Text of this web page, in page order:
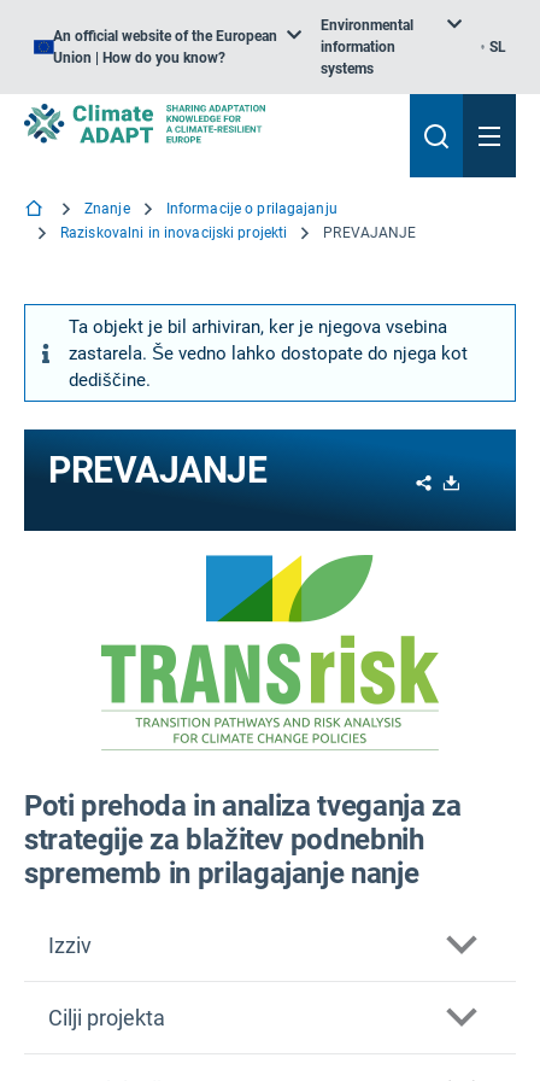
An official website of the European
Union | How do you know?
Environmental
information
systems
SL
Znanje
Informacije o prilagajanju
Raziskovalni in inovacijski projekti
PREVAJANJE
Ta objekt je bil arhiviran, ker je njegova vsebina
zastarela. Še vedno lahko dostopate do njega kot
dediščine.
PREVAJANJE Share
Poti prehoda in analiza tveganja za
strategije za blažitev podnebnih
sprememb in prilagajanje nanje
Izziv
Cilji projekta